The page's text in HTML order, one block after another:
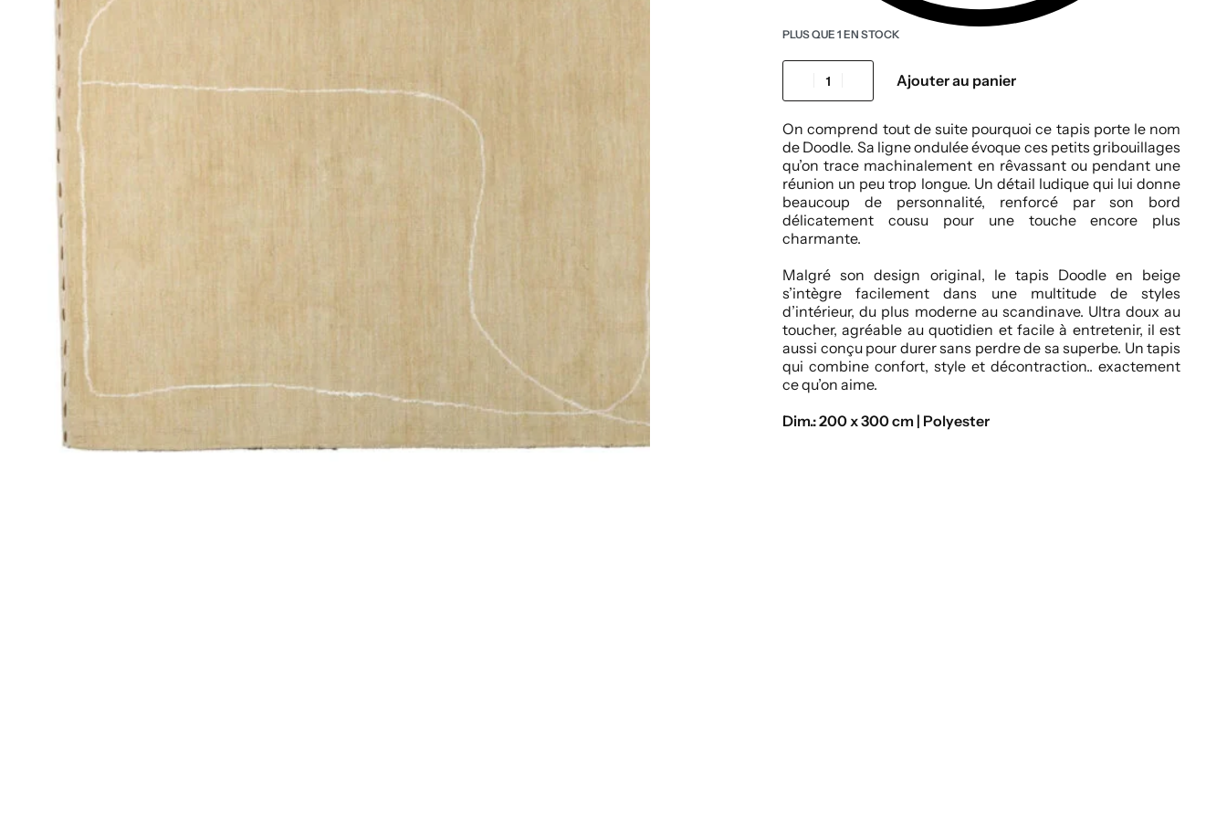
PLUS QUE 1 EN STOCK
Ajouter au panier
On comprend tout de suite pourquoi ce tapis porte le nom
de Doodle. Sa ligne ondulée évoque ces petits gribouillages
qu’on trace machinalement en rêvassant ou pendant une
réunion un peu trop longue. Un détail ludique qui lui donne
beaucoup de personnalité, renforcé par son bord
délicatement cousu pour une touche encore plus
charmante.
Malgré son design original, le tapis Doodle en beige
s’intègre facilement dans une multitude de styles
d’intérieur, du plus moderne au scandinave. Ultra doux au
toucher, agréable au quotidien et facile à entretenir, il est
aussi conçu pour durer sans perdre de sa superbe. Un tapis
qui combine confort, style et décontraction.. exactement
ce qu’on aime.
Dim.: 200 x 300 cm | Polyester